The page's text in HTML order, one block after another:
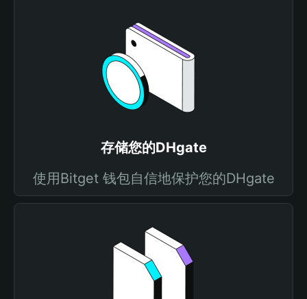
存储您的DHgate
使用Bitget 钱包自信地保护您的DHgate